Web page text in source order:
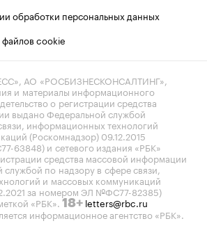
обработки персональных данных
cookie
АО «РОСБИЗНЕСКОНСАЛТИНГ»,
и материалы информационного
о регистрации средства
выдано Федеральной службой
информационных технологий
(Роскомнадзор) 09.12.2015
63848) и сетевого издания «РБК»
средства массовой информации
по надзору в сфере связи,
и массовых коммуникаций
за номером ЭЛ №ФС77-82385)
«РБК». 18+ letters@rbc.ru
информационное агентство «РБК».